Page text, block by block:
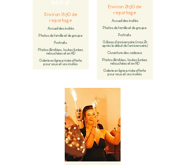
390 €
Environ 1h30 de
reportage
Accueil des invités
Photos de famille et de groupe
Portraits
Photos illimitées, toutes livrées
retouchées et en HD
Galerie en ligne privée offerte
pour vous et vos invités
Environ 2h30 de
reportage
Accueil des invités
Photos de famille et de groupe
Portraits
Gâteau d'anniversaire (max 2h
après le début de l'anniversaire)
Ouverture des cadeaux
Photos illimitées, toutes livrées
retouchées et en HD
Galerie en ligne privée offerte
pour vous et vos invités